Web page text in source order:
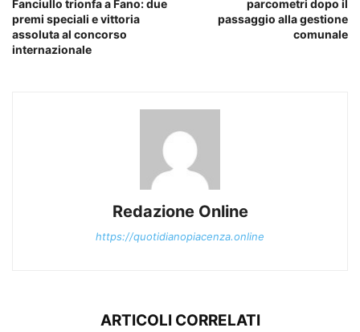
Fanciullo trionfa a Fano: due
premi speciali e vittoria
assoluta al concorso
internazionale
parcometri dopo il
passaggio alla gestione
comunale
Redazione Online
https://quotidianopiacenza.online
ARTICOLI CORRELATI